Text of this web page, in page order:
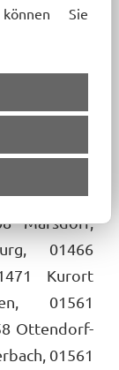
Verkauf
01471
01561
Dobra Bad,
01561
01561
Marsdorf,
01466
Kurort
01561
Ottendorf-
01561
Sie